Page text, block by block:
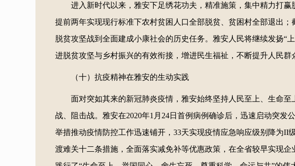
进入新时代以来，雅安下足绣花功夫，精准施策，集中精力打
提前两年实现现行标准下农村贫困人口全部脱贫、贫困村全部退出
脱贫攻坚战到全面建成小康社会的历史任务。雅安人民将继续发扬“
进脱贫攻坚与乡村振兴的有效衔接，增进民生福祉，不断提升人民
（十）抗疫精神在雅安的生动实践
面对突如其来的新冠肺炎疫情，雅安始终坚持人民至上、生命
战、阻击战。雅安在2020年1月24日首例病例确诊后，迅速启动突发
举措推动疫情防控工作迅速铺开，33天实现疫情应急响应级别降为II
渡难关十二条措施，全面落实减免补等优惠政策，在全省较早实现